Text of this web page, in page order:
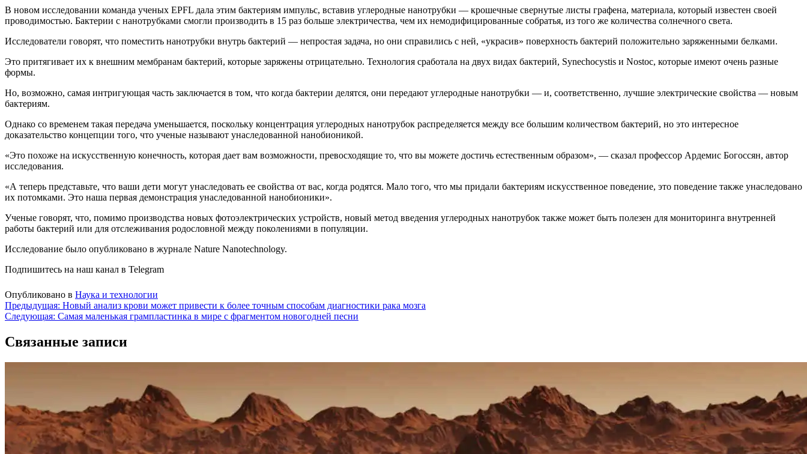
В новом исследовании команда ученых EPFL дала этим бактериям импульс, вставив углеродные нанотрубки — крошечные свернутые листы графена, материала, который известен своей
проводимостью. Бактерии с нанотрубками смогли производить в 15 раз больше электричества, чем их немодифицированные собратья, из того же количества солнечного света.
Исследователи говорят, что поместить нанотрубки внутрь бактерий — непростая задача, но они справились с ней, «украсив» поверхность бактерий положительно заряженными белками.
Это притягивает их к внешним мембранам бактерий, которые заряжены отрицательно. Технология сработала на двух видах бактерий, Synechocystis и Nostoc, которые имеют очень разные
формы.
Но, возможно, самая интригующая часть заключается в том, что когда бактерии делятся, они передают углеродные нанотрубки — и, соответственно, лучшие электрические свойства — новым
бактериям.
Однако со временем такая передача уменьшается, поскольку концентрация углеродных нанотрубок распределяется между все большим количеством бактерий, но это интересное
доказательство концепции того, что ученые называют унаследованной нанобионикой.
«Это похоже на искусственную конечность, которая дает вам возможности, превосходящие то, что вы можете достичь естественным образом», — сказал профессор Ардемис Богоссян, автор
исследования.
«А теперь представьте, что ваши дети могут унаследовать ее свойства от вас, когда родятся. Мало того, что мы придали бактериям искусственное поведение, это поведение также унаследовано
их потомками. Это наша первая демонстрация унаследованной нанобионики».
Ученые говорят, что, помимо производства новых фотоэлектрических устройств, новый метод введения углеродных нанотрубок также может быть полезен для мониторинга внутренней
работы бактерий или для отслеживания родословной между поколениями в популяции.
Исследование было опубликовано в журнале Nature Nanotechnology.
Подпишитесь на наш канал в Telegram
Опубликовано в Наука и технологии
Навигация
по
записям
Предыдущая: Новый анализ крови может привести к более точным способам диагностики рака мозга
Следующая: Самая маленькая грампластинка в мире с фрагментом новогодней песни
Связанные записи